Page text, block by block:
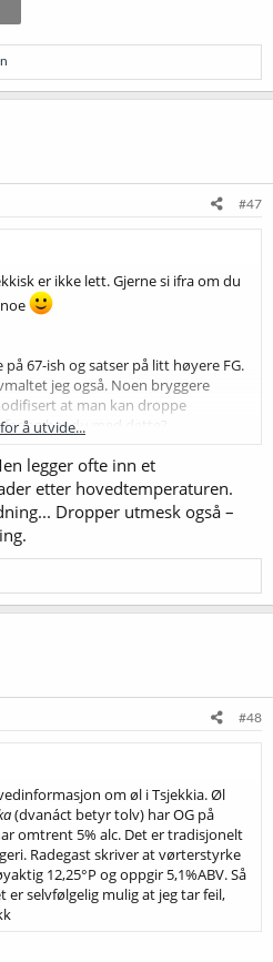
#47
er ikke lett. Gjerne si ifra om du
på 67-ish og satser på litt høyere FG.
jeg også. Noen bryggere
at man kan droppe
har du med dette?
har ingen effekt så lenge man
er dekoksjon veldig viktig for
tradisjonelt malt.
beskriver eksperiment hvor
ølet ved bruk av infusjon,
Ølene ble analysert bl.a. hos
Artikkelen sier:
affects the character of the finished
to follow the traditional mashing
achieve similar analytical results
processes, it is obvious that the
will dramatically influence the
brewing process can have fatal
beers, which are traditionally
resulting in their exceptional
som har lyst til å lese gjennom
å utvide...
legger ofte inn et
etter hovedtemperaturen.
Dropper utmesk også –
#48
om øl i Tsjekkia. Øl
(dvanáct betyr tolv) har OG på
omtrent 5% alc. Det er tradisjonelt
Radegast skriver at vørterstyrke
12,25°P og oppgir 5,1%ABV. Så
er selvfølgelig mulig at jeg tar feil,